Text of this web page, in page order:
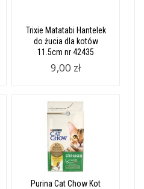
Trixie Matatabi Hantelek
do żucia dla kotów
11.5cm nr 42435
9,00 zł
Purina Cat Chow Kot